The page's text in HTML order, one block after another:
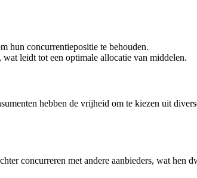
hun concurrentiepositie te behouden.
leidt tot een optimale allocatie van middelen.
hebben de vrijheid om te kiezen uit
concurreren met andere aanbieders, wat hen